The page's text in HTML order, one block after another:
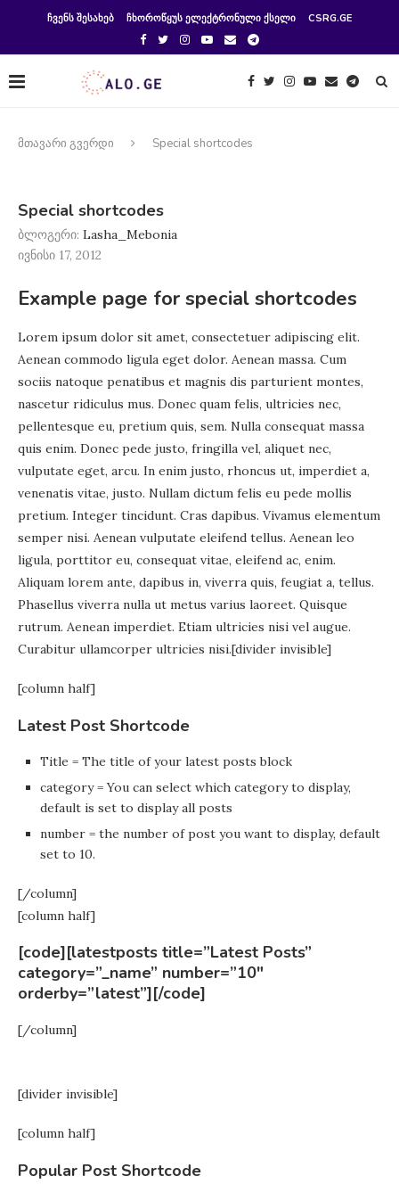
ᲩᲕᲔᲜᲡ ᲨᲔᲡᲐᲮᲔᲑ ᲩᲮᲝᲠᲝᲬᲧᲣᲡ ᲔᲚᲔᲥᲢᲠᲝᲜᲣᲚᲘ ᲥᲡᲔᲚᲘ CSRG.GE
მთავარი გვერდი Special shortcodes
Special shortcodes
ბლოგერი: Lasha_Mebonia
ივნისი 17, 2012
Example page for special shortcodes
Lorem ipsum dolor sit amet, consectetuer adipiscing elit.
Aenean commodo ligula eget dolor. Aenean massa. Cum
sociis natoque penatibus et magnis dis parturient montes,
nascetur ridiculus mus. Donec quam felis, ultricies nec,
pellentesque eu, pretium quis, sem. Nulla consequat massa
quis enim. Donec pede justo, fringilla vel, aliquet nec,
vulputate eget, arcu. In enim justo, rhoncus ut, imperdiet a,
venenatis vitae, justo. Nullam dictum felis eu pede mollis
pretium. Integer tincidunt. Cras dapibus. Vivamus elementum
semper nisi. Aenean vulputate eleifend tellus. Aenean leo
ligula, porttitor eu, consequat vitae, eleifend ac, enim.
Aliquam lorem ante, dapibus in, viverra quis, feugiat a, tellus.
Phasellus viverra nulla ut metus varius laoreet. Quisque
rutrum. Aenean imperdiet. Etiam ultricies nisi vel augue.
Curabitur ullamcorper ultricies nisi.[divider invisible]
[column half]
Latest Post Shortcode
Title = The title of your latest posts block
category = You can select which category to display,
default is set to display all posts
number = the number of post you want to display, default
set to 10.
[/column]
[column half]
[code][latestposts title=”Latest Posts”
category=”_name” number=”10″
orderby=”latest”][/code]
[/column]
[divider invisible]
[column half]
Popular Post Shortcode